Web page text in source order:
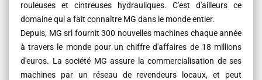
rouleuses et cintreuses hydrauliques. C'est d'ailleurs ce
domaine qui a fait connaître MG dans le monde entier.
Depuis, MG srl fournit 300 nouvelles machines chaque année
à travers le monde pour un chiffre d'affaires de 18 millions
d'euros. La société MG assure la commercialisation de ses
machines par un réseau de revendeurs locaux, et peut